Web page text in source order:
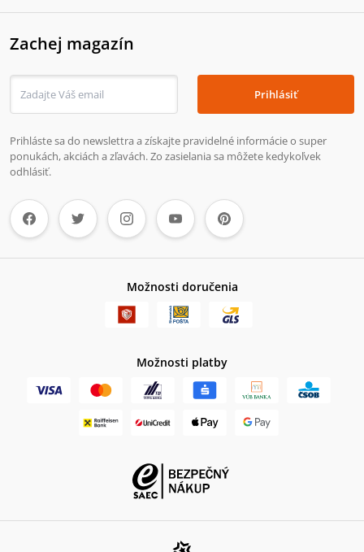
Zachej magazín
Prihlásiť
Prihláste sa do newslettra a získajte pravidelné informácie o super
ponukách, akciách a zľavách. Zo zasielania sa môžete kedykoľvek
odhlásiť.
Možnosti doručenia
Možnosti platby